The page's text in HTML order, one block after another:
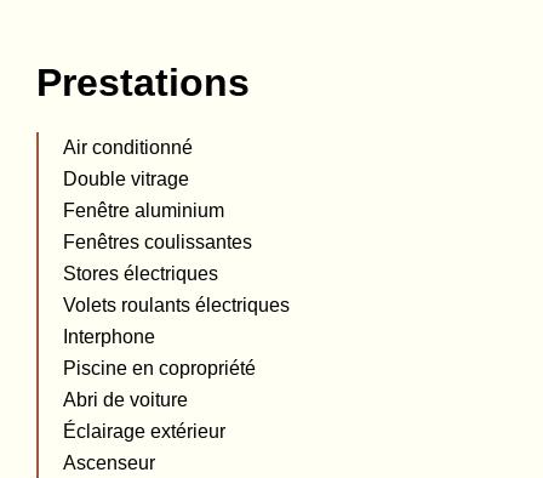
Prestations
Air conditionné
Double vitrage
Fenêtre aluminium
Fenêtres coulissantes
Stores électriques
Volets roulants électriques
Interphone
Piscine en copropriété
Abri de voiture
Éclairage extérieur
Ascenseur